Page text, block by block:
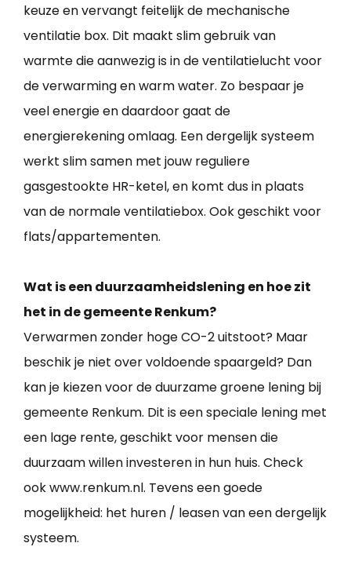
keuze en vervangt feitelijk de mechanische
ventilatie box. Dit maakt slim gebruik van
warmte die aanwezig is in de ventilatielucht voor
de verwarming en warm water. Zo bespaar je
veel energie en daardoor gaat de
energierekening omlaag. Een dergelijk systeem
werkt slim samen met jouw reguliere
gasgestookte HR-ketel, en komt dus in plaats
van de normale ventilatiebox. Ook geschikt voor
flats/appartementen.
Wat is een duurzaamheidslening en hoe zit
het in de gemeente Renkum?
Verwarmen zonder hoge CO-2 uitstoot? Maar
beschik je niet over voldoende spaargeld? Dan
kan je kiezen voor de duurzame groene lening bij
gemeente Renkum. Dit is een speciale lening met
een lage rente, geschikt voor mensen die
duurzaam willen investeren in hun huis. Check
ook www.renkum.nl. Tevens een goede
mogelijkheid: het huren / leasen van een dergelijk
systeem.